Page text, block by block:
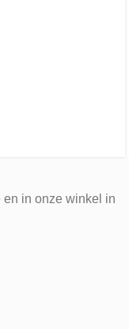
in onze winkel in